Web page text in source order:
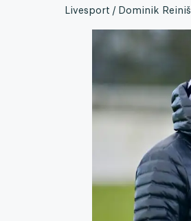
Livesport / Dominik Reiniš